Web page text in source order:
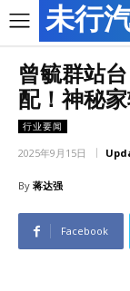
未行
曾毓群站
配！神秘
行业要闻
2025年9月15日
By 蒋达强
Facebook